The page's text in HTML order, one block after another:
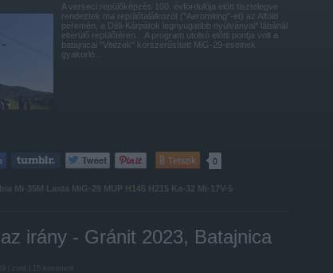
A verseci repülőképzés 100. évfordulója előtt tisztelegve
rendeztek ma repülőtalálkozót ("Aeromiting"-et) az Alföld
peremén, a Déli-Kárpátok legnyugatibb nyúlványai* lábánál
elterülő repülőtéren. A program utolsó előtti pontja volt a
batajnicai "Vitézek" korszerűsített MiG-29-eseinek
gyakorló…
Tetszik 0
Mi-35M Lasta MiG-29 MUP H145 H215 Ka-32 Mi-17V-5
irány - Gránit 2023, Batajnica
zord